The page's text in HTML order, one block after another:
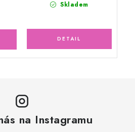
Skladem
na Instagramu